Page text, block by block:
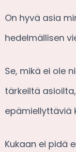
On hyvä asia
hedelmällisen
Se, mikä ei ole
tärkeiltä
epämiellyttäviä
Kukaan ei pidä